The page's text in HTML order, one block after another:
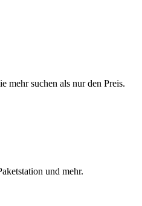
mehr suchen als nur den Preis.
und mehr.